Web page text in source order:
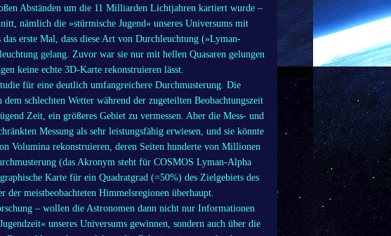
Abständen um die 11 Milliarden Lichtjahren kartiert wurde –
nämlich die »stürmische Jugend« unseres Universums mit
erste Mal, dass diese Art von Durchleuchtung (»Lyman-
gelang. Zuvor war sie nur mit hellen Quasaren gelungen
keine echte 3D-Karte rekonstruieren lässt.
für eine deutlich umfangreichere Durchmusterung. Die
schlechten Wetter während der zugeteilten Beobachtungszeit
Zeit, ein größeres Gebiet zu vermessen. Aber die Mess- und
Messung als sehr leistungsfähig erwiesen, und sie könnte
Volumina rekonstruieren, deren Seiten hunderte von Millionen
(das Akronym steht für COSMOS Lyman-Alpha
Karte für ein Quadratgrad (=50%) des Zielgebiets des
meistbeobachteten Himmelsregionen überhaupt.
– wollen die Astronomen dann nicht nur Informationen
unseres Universums gewinnen, sondern auch über die